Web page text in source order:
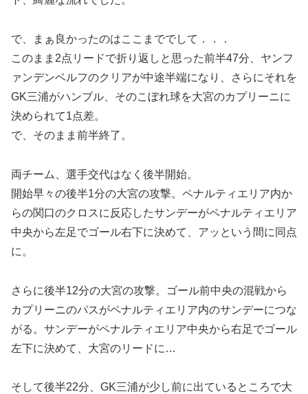
で、まぁ良かったのはここまででして．．．
このまま2点リードで折り返しと思った前半47分、ヤンフ
ァンデンベルフのクリアが中途半端になり、さらにそれを
GK三浦がハンブル、そのこぼれ球を大宮のカプリーニに
決められて1点差。
で、そのまま前半終了。
両チーム、選手交代はなく後半開始。
開始早々の後半1分の大宮の攻撃。ペナルティエリア内か
らの関口のクロスに反応したサンデーがペナルティエリア
中央から左足でゴール右下に決めて、アッという間に同点
に。
さらに後半12分の大宮の攻撃。ゴール前中央の混戦から
カプリーニのパスがペナルティエリア内のサンデーにつな
がる。サンデーがペナルティエリア中央から右足でゴール
左下に決めて、大宮のリードに…
そして後半22分、GK三浦が少し前に出ているところで大